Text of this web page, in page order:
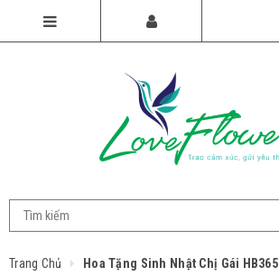
Trang Chủ Hoa Tặng Sinh Nhật Chị Gái HB365